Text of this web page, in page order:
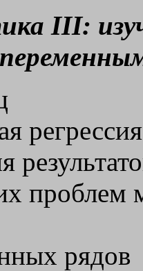
III:
регрессия
проблем
рядов